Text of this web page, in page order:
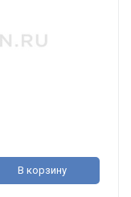
В корзину